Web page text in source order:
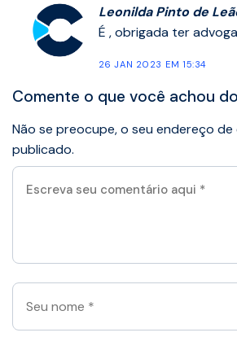
Leonilda Pinto de
É , obrigada ter
26 JAN 2023 EM 15:34
Comente o que você achou
Não se preocupe, o seu endereço
publicado.
Escreva
seu
Seu
nome
*